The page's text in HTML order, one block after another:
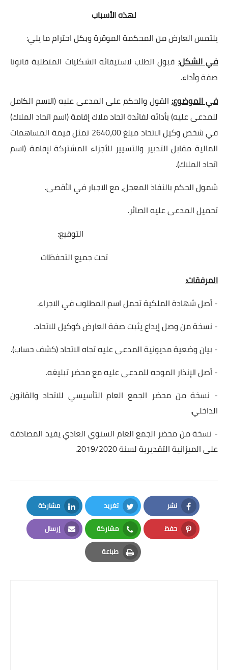
لهذه الأسباب
يلتمس العارض من المحكمة الموقرة وبكل احترام ما يلي:
في الشكل:قبول الطلب لاستيفائه الشكليات المتطلبة قانونا
صفة وأداء.
في الموضوع: القول والحكم على المدعى عليه (الاسم الكامل
للمدعى عليه) بأدائه لفائدة اتحاد ملاك إقامة (اسم اتحاد الملاك)
في شخص وكيل الاتحاد مبلغ 2640،00 تمثل قيمة المساهمات
المالية مقابل التدبير والتسيير للأجزاء المشتركة لإقامة (اسم
اتحاد الملاك).
شمول الحكم بالنفاذ المعجل، مع الاجبار في الأقصى.
تحميل المدعى عليه الصائر.
التوقيع:
تحت جميع التحفظات
المرفقات:
- أصل شهادة الملكية تحمل اسم المطلوب في الاجراء.
- نسخة من وصل إيداع يثبت صفة العارض كوكيل للاتحاد.
- بيان وضعية مديونية المدعى عليه تجاه الاتحاد (كشف حساب).
- أصل الإنذار الموجه للمدعى عليه مع محضر تبليغه.
- نسخة من محضر الجمع العام التأسيسي للاتحاد والقانون
الداخلي.
- نسخة من محضر الجمع العام السنوي العادي يفيد المصادقة
على الميزانية التقديرية لسنة 2019/2020.
نشر
Facebook
تغريد
Twitter
مشاركة
LinkedIn
حفظ
Pinterest
مشاركة
Whatsapp
إرسال
Email
طباعة
Print